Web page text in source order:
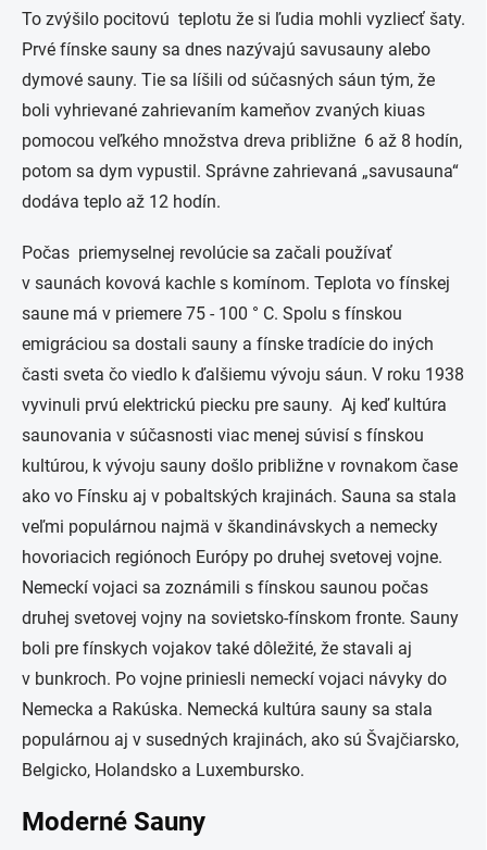
To zvýšilo pocitovú teplotu že si ľudia mohli vyzliecť šaty.
Prvé fínske sauny sa dnes nazývajú savusauny alebo
dymové sauny. Tie sa líšili od súčasných sáun tým, že
boli vyhrievané zahrievaním kameňov zvaných kiuas
pomocou veľkého množstva dreva približne 6 až 8 hodín,
potom sa dym vypustil. Správne zahrievaná „savusauna“
dodáva teplo až 12 hodín.
Počas priemyselnej revolúcie sa začali používať
v saunách kovová kachle s komínom. Teplota vo fínskej
saune má v priemere 75 - 100 ° C. Spolu s fínskou
emigráciou sa dostali sauny a fínske tradície do iných
časti sveta čo viedlo k ďalšiemu vývoju sáun. V roku 1938
vyvinuli prvú elektrickú piecku pre sauny. Aj keď kultúra
saunovania v súčasnosti viac menej súvisí s fínskou
kultúrou, k vývoju sauny došlo približne v rovnakom čase
ako vo Fínsku aj v pobaltských krajinách. Sauna sa stala
veľmi populárnou najmä v škandinávskych a nemecky
hovoriacich regiónoch Európy po druhej svetovej vojne.
Nemeckí vojaci sa zoznámili s fínskou saunou počas
druhej svetovej vojny na sovietsko-fínskom fronte. Sauny
boli pre fínskych vojakov také dôležité, že stavali aj
v bunkroch. Po vojne priniesli nemeckí vojaci návyky do
Nemecka a Rakúska. Nemecká kultúra sauny sa stala
populárnou aj v susedných krajinách, ako sú Švajčiarsko,
Belgicko, Holandsko a Luxembursko.
Moderné Sauny